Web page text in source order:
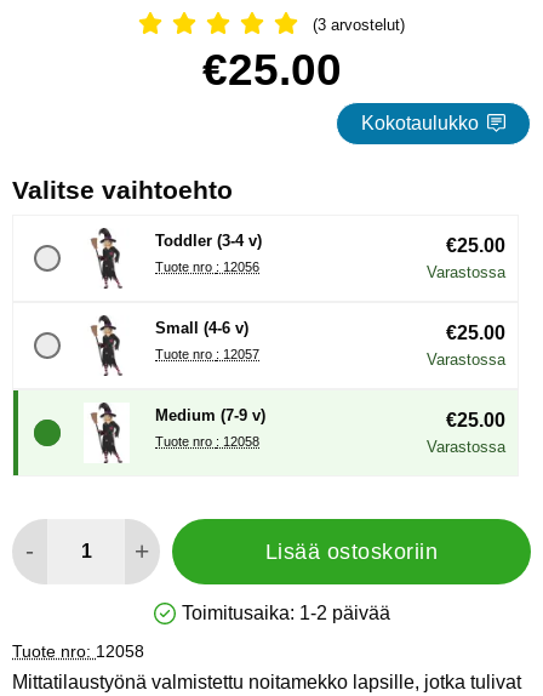
Arvostelu: 5 Tähdet, Ohita kaikki
(3 arvostelut)
hinta
€25.00
Kokotaulukko
Valitse vaihtoehto
Toddler (3-4 v)
Tuote nro : 12056
€25.00
Varastossa
Small (4-6 v)
Tuote nro : 12057
€25.00
Varastossa
Medium (7-9 v)
Tuote nro : 12058
€25.00
Varastossa
- + Lisää ostoskoriin
Saatavuus: Varastossa
Toimitusaika: 1-2 päivää
Tuote nro: 12058
Mittatilaustyönä valmistettu noitamekko lapsille, jotka tulivat